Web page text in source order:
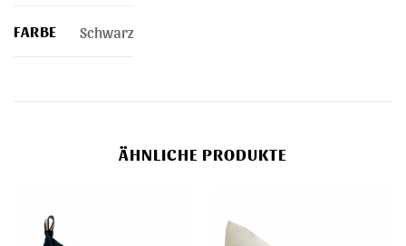
FARBE Schwarz
ÄHNLICHE PRODUKTE